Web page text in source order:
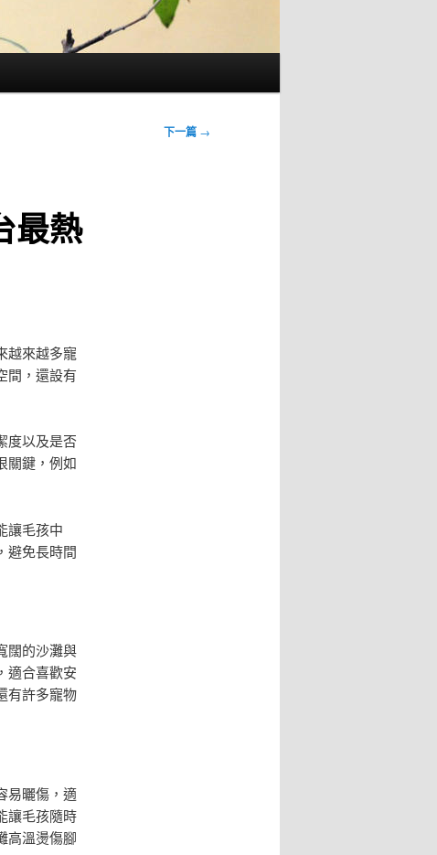
下一篇 →
最熱
越來越多寵
間，還設有
度以及是否
關鍵，例如
讓毛孩中
避免長時間
闊的沙灘與
適合喜歡安
有許多寵物
易曬傷，適
讓毛孩隨時
高溫燙傷腳